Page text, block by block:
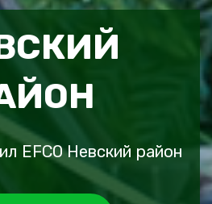
EFCO Невский район